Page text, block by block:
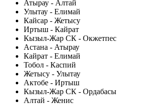
Атырау - Алтай
Улытау - Елимай
Кайсар - Жетысу
Иртыш - Кайрат
Кызыл-Жар СК - Окжетпес
Астана - Атырау
Кайрат - Елимай
Тобол - Каспий
Жетысу - Улытау
Актобе - Иртыш
Кызыл-Жар СК - Ордабасы
Алтай - Женис